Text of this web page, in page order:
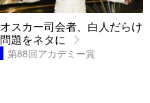
オスカー司会者、白人だらけ
問題をネタに
第88回アカデミー賞